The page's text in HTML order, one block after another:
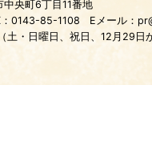
中央町6丁目11番地
：0143-85-1108 Eメール：
土・日曜日、祝日、12月29日